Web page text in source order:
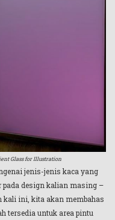
Glass for Illustration
jenis-jenis kaca yang
design kalian masing –
kali ini, kita akan membahas
tersedia untuk area pintu